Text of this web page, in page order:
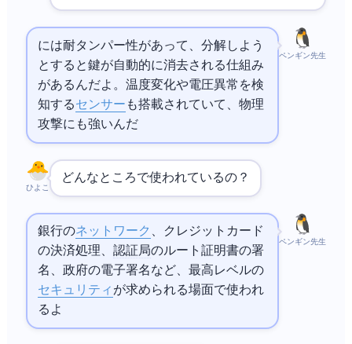
ペンギン先生
HSMには耐タンパー性があって、分解しよう
とすると鍵が自動的に消去される仕組み
があるんだよ。温度変化や電圧異常を検
知するセンサー も搭載されていて、物理
攻撃にも強いんだ
ひよこ
どんなところで使われているの？
ペンギン先生
銀行のATMネットワーク 、クレジットカード
の決済処理、 認証局のルート証明書の署
名、政府の電子署名など、最高レベルの
セキュリティ が求められる場面で使われ
るよ